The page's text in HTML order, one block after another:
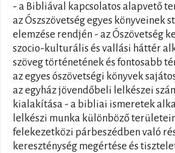
- a Bibliával kapcsolatos alapvető
az Ószszövetség egyes könyveinek
elemzése rendjén - az Ószövetség
szocio-kulturális és vallási háttér
szöveg történetének és fontosabb
az egyes ószövetségi könyvek
az egyház jövendőbeli lelkészei
kialakítása - a bibliai ismeretek
lelkészi munka különböző
felekezetközi párbeszédben való
kereszténység megértése és